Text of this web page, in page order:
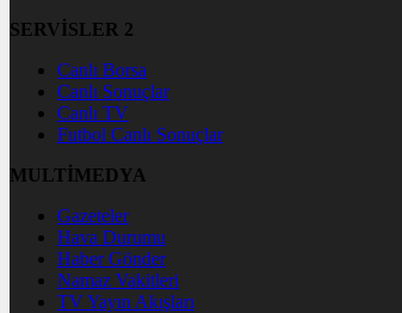
SERVİSLER 2
Canlı Borsa
Canlı Sonuçlar
Canlı TV
Futbol Canlı Sonuçlar
MULTİMEDYA
Gazeteler
Hava Durumu
Haber Gönder
Namaz Vakitleri
TV Yayın Akışları